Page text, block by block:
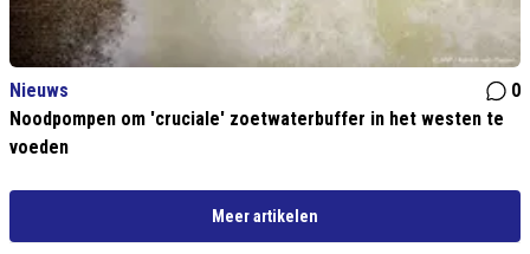
Nieuws
0
Noodpompen om 'cruciale' zoetwaterbuffer in het westen te
voeden
Meer artikelen